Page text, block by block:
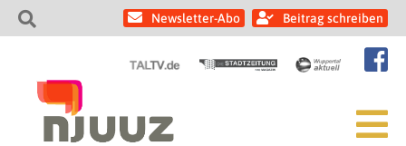
Newsletter-Abo Beitrag schreiben